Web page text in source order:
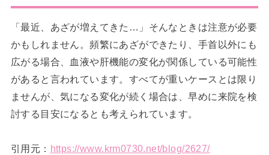
「最近、あざが増えてきた…」そんなときは注意が必要
かもしれません。頻繁にあざができたり、手首以外にも
広がる場合、血液や肝機能の変化が関係している可能性
があると言われています。すべてが重いケースとは限り
ませんが、気になる変化が続く場合は、早めに来院を検
討する目安になるとも考えられています。
引用元： https://www.krm0730.net/blog/2627/